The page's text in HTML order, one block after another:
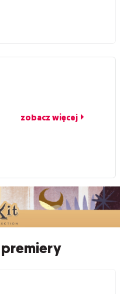
zobacz więcej